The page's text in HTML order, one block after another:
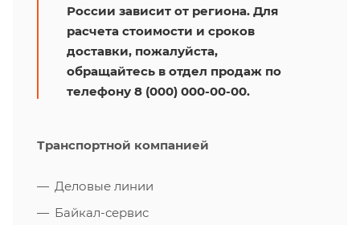
России зависит от региона. Для
расчета стоимости и сроков
доставки, пожалуйста,
обращайтесь в отдел продаж по
телефону 8 (000) 000-00-00.
Транспортной компанией
Деловые линии
Байкал-сервис